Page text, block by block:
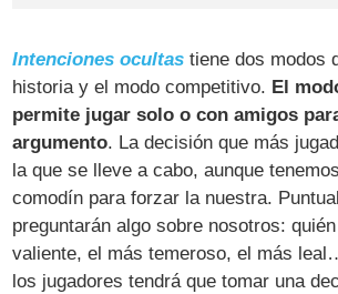
Intenciones ocultas tiene dos modos
historia y el modo competitivo. El
permite jugar solo o con amigos
argumento. La decisión que más
la que se lleve a cabo, aunque
comodín para forzar la nuestra.
preguntarán algo sobre nosotros:
valiente, el más temeroso, el más
los jugadores tendrá que tomar una